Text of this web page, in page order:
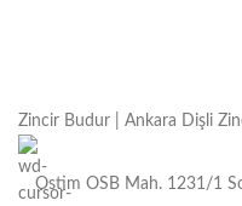
Zincir Budur | Ankara Dişli
Ostim OSB Mah. 1231/1